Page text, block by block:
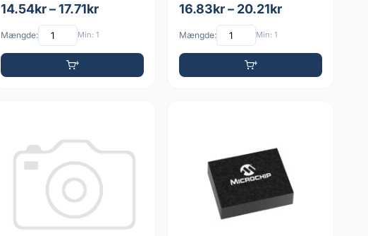
14.54kr – 17.71kr
Mængde: Min: 1
16.83kr – 20.21kr
Mængde: Min: 1